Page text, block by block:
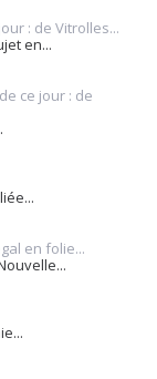
: de Vitrolles...
en...
ce jour : de
en folie...